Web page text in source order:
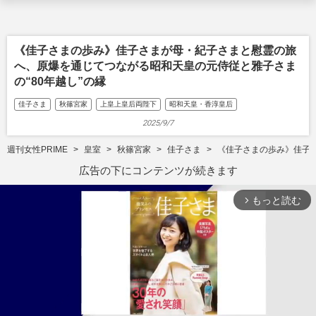
《佳子さまの歩み》佳子さまが母・紀子さまと慰霊の旅
へ、原爆を通じてつながる昭和天皇の元侍従と雅子さま
の“80年越し”の縁
佳子さま 秋篠宮家 上皇上皇后両陛下 昭和天皇・香淳皇后
2025/9/7
週刊女性PRIME 皇室 秋篠宮家 佳子さま 《佳子さまの歩み》佳
広告の下にコンテンツが続きます
arrow_forward_ios もっと読む